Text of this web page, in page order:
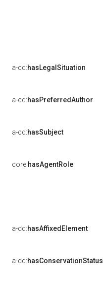
a-cd:hasLegalSituation
a-cd:hasPreferredAuthor
a-cd:hasSubject
core:hasAgentRole
a-dd:hasAffixedElement
a-dd:hasConservationStatus